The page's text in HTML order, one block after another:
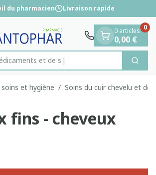
du pharmacien Livraison rapide
0 articles
0,00 €
0
et hygiène / Soins du cuir chevelu et
fins - cheveux